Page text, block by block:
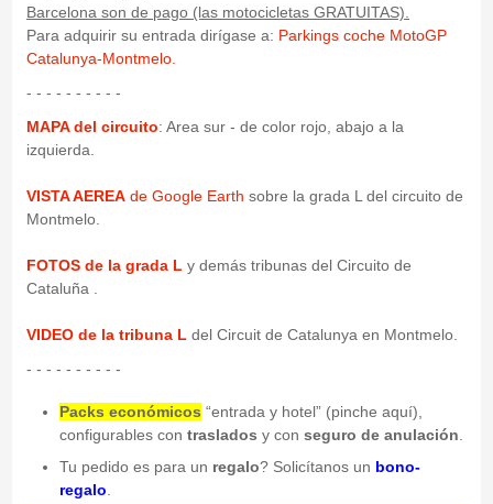
Barcelona son de pago (las motocicletas GRATUITAS).
Para adquirir su entrada dirígase a: Parkings coche MotoGP
Catalunya-Montmelo.
- - - - - - - - - -
MAPA del circuito: Area sur - de color rojo, abajo a la
izquierda.
VISTA AEREAde Google Earth sobre la grada L del circuito de
Montmelo.
FOTOS de la grada L y demás tribunas del Circuito de
Cataluña .
VIDEO de la tribuna L del Circuit de Catalunya en Montmelo.
- - - - - - - - - -
Packs económicos “entrada y hotel” (pinche aquí),
configurables con traslados y con seguro de anulación
Tu pedido es para un regalo? Solicítanos un bono-
regalo